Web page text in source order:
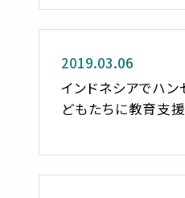
2019.03.06
インドネシアでハ
どもたちに教育支